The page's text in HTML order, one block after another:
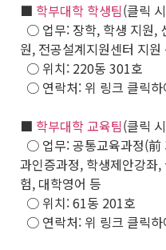
■ 학부대학 학생팀(클릭
○ 업무: 장학, 학생 지원,
원, 전공설계지원센터 지원
○ 위치: 220동 301호
○ 연락처: 위 링크 클릭하
■ 학부대학 교육팀(클릭
○ 업무: 공통교육과정(前
과인증과정, 학생제안강좌
험, 대학영어 등
○ 위치: 61동 201호
○ 연락처: 위 링크 클릭하